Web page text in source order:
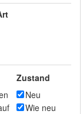
Zustand
Neu
Wie neu